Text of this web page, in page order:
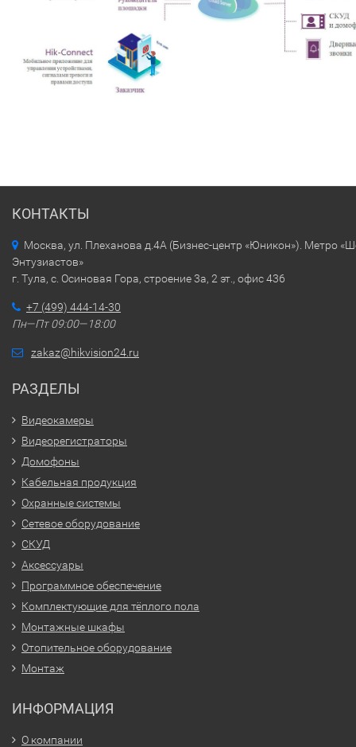
КОНТАКТЫ
Москва, ул. Плеханова д.4А (Бизнес-центр «Юникон»). Метро
Энтузиастов»
г. Тула, с. Осиновая Гора, строение 3а, 2 эт., офис 436
+7 (499) 444-14-30
Пн—Пт 09:00—18:00
zakaz@hikvision24.ru
РАЗДЕЛЫ
Видеокамеры
Видеорегистраторы
Домофоны
Кабельная продукция
Охранные системы
Сетевое оборудование
СКУД
Аксессуары
Программное обеспечение
Комплектующие для тёплого пола
Монтажные шкафы
Отопительное оборудование
Монтаж
ИНФОРМАЦИЯ
О компании